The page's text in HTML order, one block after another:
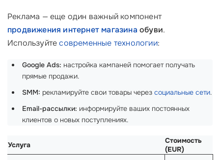
Реклама — еще один важный компонент
продвижения интернет магазина обуви.
Используйтесовременные технологии:
Google Ads: настройка кампаней помогает получать
прямые продажи.
SMM: рекламируйте свои товары через социальные сети.
Email-рассылки: информируйте ваших постоянных
клиентов о новых поступлениях.
Услуга
Стоимость
(EUR)